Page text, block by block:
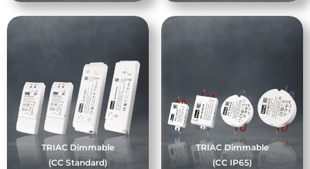
TRIAC Dimmable
(CC Standard)
TRIAC Dimmable
(CC IP65)